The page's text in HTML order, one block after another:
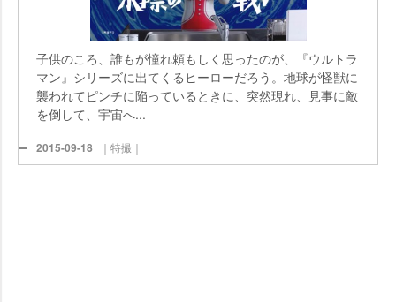
子供のころ、誰もが憧れ頼もしく思ったのが、『ウルトラ
マン』シリーズに出てくるヒーローだろう。地球が怪獣に
襲われてピンチに陥っているときに、突然現れ、見事に敵
を倒して、宇宙へ...
2015-09-18 ｜特撮｜